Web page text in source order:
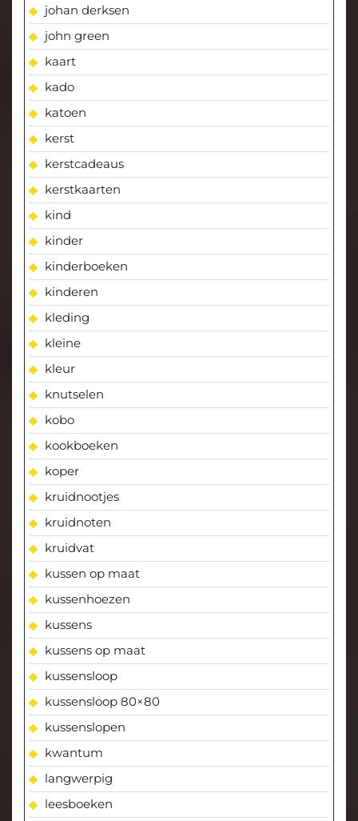
johan derksen
john green
kaart
kado
katoen
kerst
kerstcadeaus
kerstkaarten
kind
kinder
kinderboeken
kinderen
kleding
kleine
kleur
knutselen
kobo
kookboeken
koper
kruidnootjes
kruidnoten
kruidvat
kussen op maat
kussenhoezen
kussens
kussens op maat
kussensloop
kussensloop 80×80
kussenslopen
kwantum
langwerpig
leesboeken